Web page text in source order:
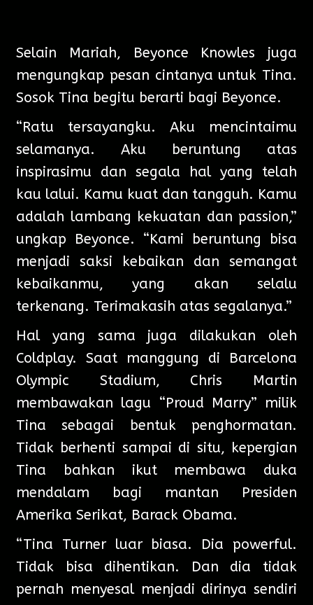
Selain Mariah, Beyonce Knowles juga
mengungkap pesan cintanya untuk Tina.
Sosok Tina begitu berarti bagi Beyonce.
“Ratu tersayangku. Aku mencintaimu
selamanya. Aku beruntung atas
inspirasimu dan segala hal yang telah
kau lalui. Kamu kuat dan tangguh. Kamu
adalah lambang kekuatan dan passion,”
ungkap Beyonce. “Kami beruntung bisa
menjadi saksi kebaikan dan semangat
kebaikanmu, yang akan selalu
terkenang. Terimakasih atas segalanya.”
Hal yang sama juga dilakukan oleh
Coldplay. Saat manggung di Barcelona
Olympic Stadium, Chris Martin
membawakan lagu “Proud Marry” milik
Tina sebagai bentuk penghormatan.
Tidak berhenti sampai di situ, kepergian
Tina bahkan ikut membawa duka
mendalam bagi mantan Presiden
Amerika Serikat, Barack Obama.
“Tina Turner luar biasa. Dia powerful.
Tidak bisa dihentikan. Dan dia tidak
pernah menyesal menjadi dirinya sendiri